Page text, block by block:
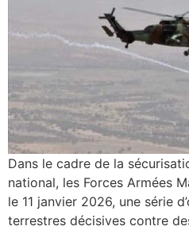
Dans le cadre de la
national, les Forces Armées
le 11 janvier 2026, une série
terrestres décisives contre